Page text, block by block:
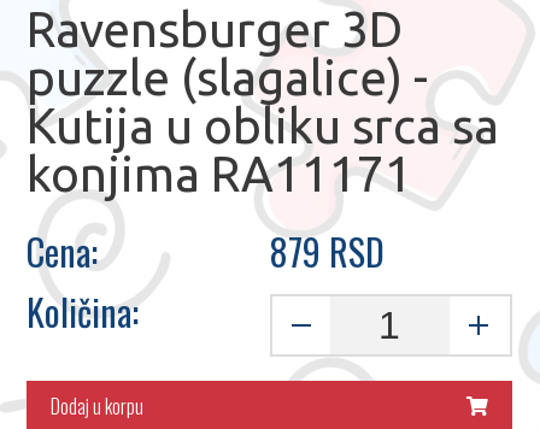
Ravensburger 3D
puzzle (slagalice) -
Kutija u obliku srca sa
konjima RA11171
Cena:
879 RSD
Količina:
Dodaj u korpu